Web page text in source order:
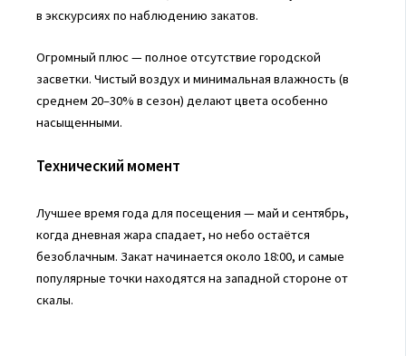
в экскурсиях по наблюдению закатов.
Огромный плюс — полное отсутствие городской
засветки. Чистый воздух и минимальная влажность (в
среднем 20–30% в сезон) делают цвета особенно
насыщенными.
Технический момент
Лучшее время года для посещения — май и сентябрь,
когда дневная жара спадает, но небо остаётся
безоблачным. Закат начинается около 18:00, и самые
популярные точки находятся на западной стороне от
скалы.